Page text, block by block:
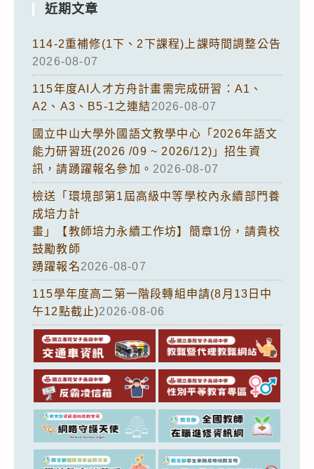
近期文章
114-2重補修(1下、2下課程)上課時間調整公告
2026-08-07
115年度AI人才方舟計畫需完成研習：A1、
A2、A3、B5-1之連結2026-08-07
國立中山大學外國語文教學中心「2026年語文
能力研習班(2026 /09 ~ 2026/12)」招生資
訊，請踴躍報名參加。 2026-08-07
檢送「環境部第1屆高級中等學校內永續部門養
成培力計
畫」【教師培力永續工作坊】簡章1份，請貴校
鼓勵教師
踴躍報名2026-08-07
115學年度高二第一階段轉組申請(8月13日中
午12點截止)2026-08-06